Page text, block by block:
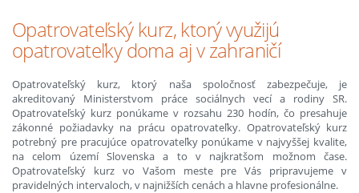
Opatrovateľský kurz, ktorý využijú
opatrovateľky doma aj v zahraničí
Opatrovateľský kurz, ktorý naša spoločnosť zabezpečuje, je
akreditovaný Ministerstvom práce sociálnych vecí a rodiny SR.
Opatrovateľský kurz ponúkame v rozsahu 230 hodín, čo presahuje
zákonné požiadavky na prácu opatrovateľky. Opatrovateľský kurz
potrebný pre pracujúce opatrovateľky ponúkame v najvyššej kvalite,
na celom území Slovenska a to v najkratšom možnom čase.
Opatrovateľský kurz vo Vašom meste pre Vás pripravujeme v
pravidelných intervaloch, v najnižších cenách a hlavne profesionálne.